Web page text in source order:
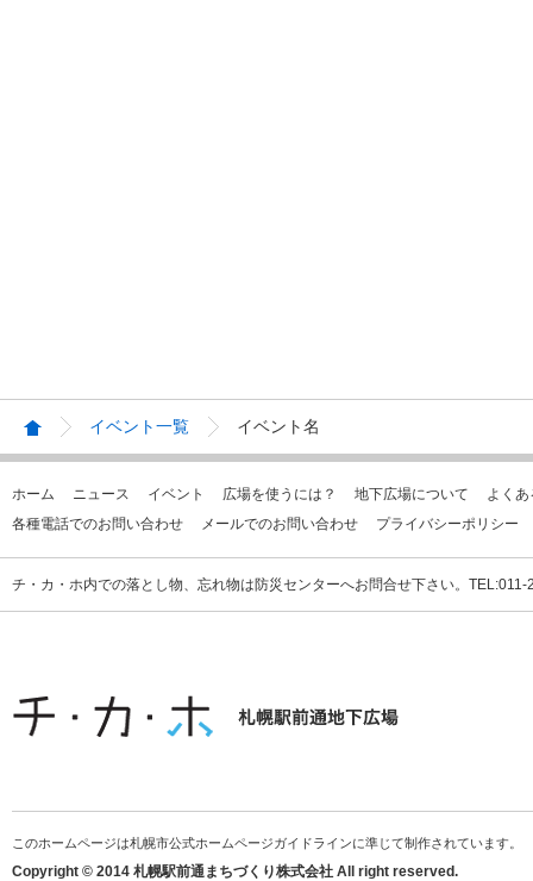
イベント一覧 イベント名
ホーム ニュース イベント 広場を使うには？ 地下広場について
よく
各種電話でのお問い合わせ
メールでのお問い合わせ プライバシーポリシー
チ・カ・ホ内での落とし物、忘れ物は防災センターへお問合せ下さい。
このホームページは札幌市公式ホームページガイドラインに準じて制作されています。
Copyright © 2014 札幌駅前通まちづくり株式会社 All right reserved.